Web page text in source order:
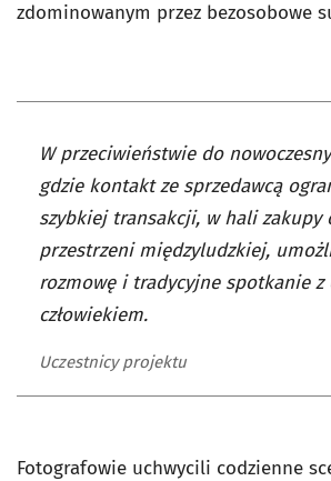
zdominowanym przez bezosobowe
W przeciwieństwie do
gdzie kontakt ze sprzedawcą
szybkiej transakcji, w hali zakupy
przestrzeni międzyludzkiej,
rozmowę i tradycyjne spotkanie
człowiekiem.
Uczestnicy projektu
Fotografowie uchwycili codzienne